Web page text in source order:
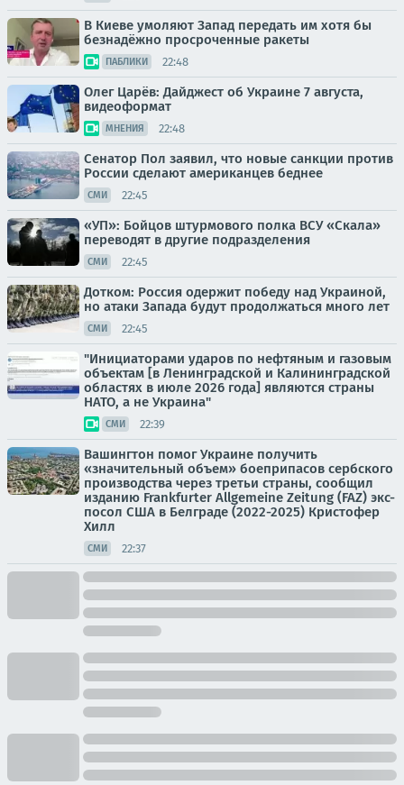
В Киеве умоляют Запад передать им хотя бы
безнадёжно просроченные ракеты
ПАБЛИКИ 22:48
Олег Царёв: Дайджест об Украине 7 августа,
видеоформат
МНЕНИЯ 22:48
Сенатор Пол заявил, что новые санкции против
России сделают американцев беднее
СМИ 22:45
«УП»: Бойцов штурмового полка ВСУ «Скала»
переводят в другие подразделения
СМИ 22:45
Дотком: Россия одержит победу над Украиной,
но атаки Запада будут продолжаться много лет
СМИ 22:45
"Инициаторами ударов по нефтяным и газовым
объектам [в Ленинградской и Калининградской
областях в июле 2026 года] являются страны
НАТО, а не Украина"
СМИ 22:39
Вашингтон помог Украине получить
«значительный объем» боеприпасов сербского
производства через третьи страны, сообщил
изданию Frankfurter Allgemeine Zeitung (FAZ) экс-
посол США в Белграде (2022-2025) Кристофер
Хилл
СМИ 22:37